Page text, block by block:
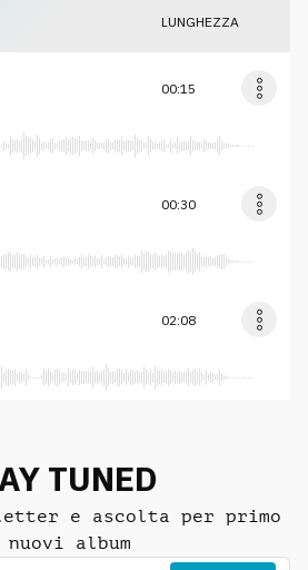
LUNGHEZZA
00:15
00:30
02:08
TUNED
e ascolta per primo
album